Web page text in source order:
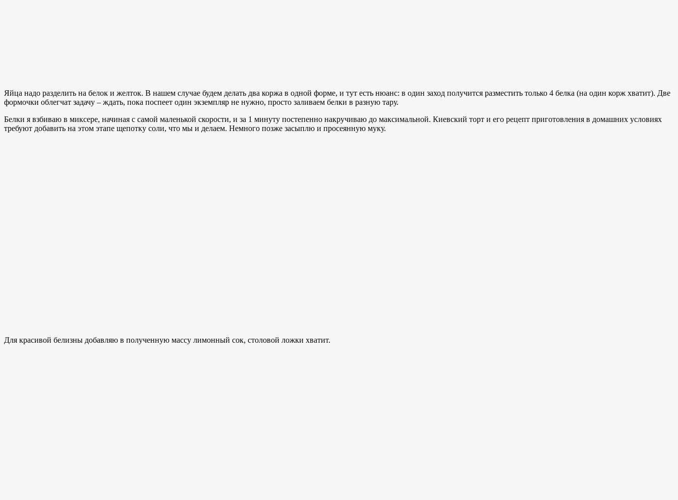
Яйца надо разделить на белок и желток. В нашем случае будем делать два коржа в одной форме, и тут есть нюанс: в один заход получится разместить только 4 белка (на один корж хватит). Две
формочки облегчат задачу – ждать, пока поспеет один экземпляр не нужно, просто заливаем белки в разную тару.
Белки я взбиваю в миксере, начиная с самой маленькой скорости, и за 1 минуту постепенно накручиваю до максимальной. Киевский торт и его рецепт приготовления в домашних условиях
требуют добавить на этом этапе щепотку соли, что мы и делаем. Немного позже засыплю и просеянную муку.
Для красивой белизны добавляю в полученную массу лимонный сок, столовой ложки хватит.